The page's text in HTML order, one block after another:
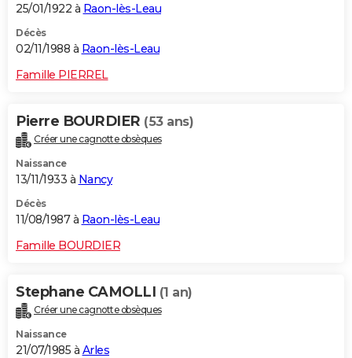
25/01/1922 à Raon-lès-Leau
Décès
02/11/1988 à Raon-lès-Leau
Famille PIERREL
Pierre BOURDIER (53 ans)
Créer une cagnotte obsèques
Naissance
13/11/1933 à Nancy
Décès
11/08/1987 à Raon-lès-Leau
Famille BOURDIER
Stephane CAMOLLI (1 an)
Créer une cagnotte obsèques
Naissance
21/07/1985 à Arles